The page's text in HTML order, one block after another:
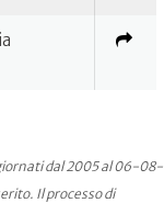
dal 2005 al 06-08-
Il processo di